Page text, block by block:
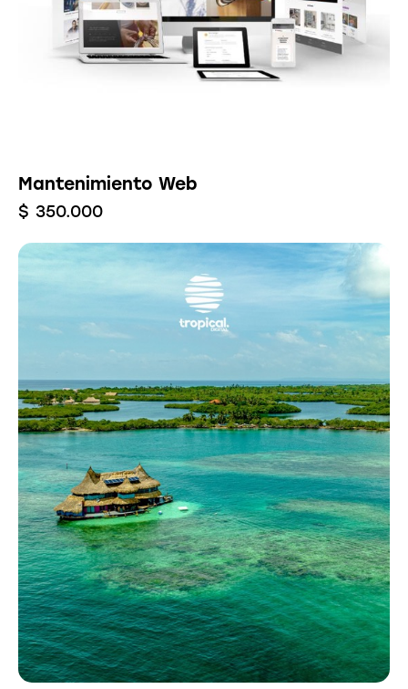
Mantenimiento Web
$ 350.000